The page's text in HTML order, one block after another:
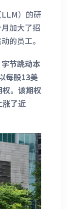
）的研
加大了招
的员工。
节跳动本
每股13美
。该期权
涨了近